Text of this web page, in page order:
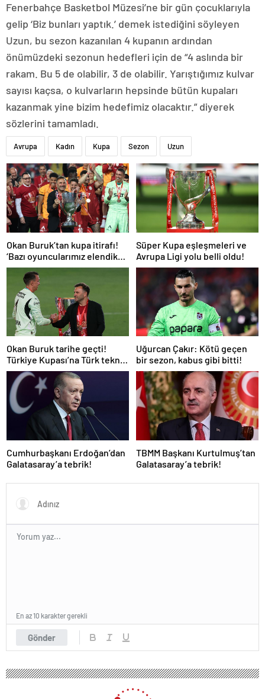
Fenerbahçe Basketbol Müzesi’ne bir gün çocuklarıyla
gelip ‘Biz bunları yaptık.’ demek istediğini söyleyen
Uzun, bu sezon kazanılan 4 kupanın ardından
önümüzdeki sezonun hedefleri için de “4 aslında bir
rakam. Bu 5 de olabilir, 3 de olabilir. Yarıştığımız kulvar
sayısı kaçsa, o kulvarların hepsinde bütün kupaları
kazanmak yine bizim hedefimiz olacaktır.” diyerek
sözlerini tamamladı.
Avrupa Kadın Kupa Sezon Uzun
Okan Buruk’tan kupa itirafı!
‘Bazı oyuncularımız elendik
diye düşündü’
Süper Kupa eşleşmeleri ve
Avrupa Ligi yolu belli oldu!
Okan Buruk tarihe geçti!
Türkiye Kupası’na Türk teknik
adam damgası
Uğurcan Çakır: Kötü geçen
bir sezon, kabus gibi bitti!
Cumhurbaşkanı Erdoğan’dan
Galatasaray’a tebrik!
TBMM Başkanı Kurtulmuş’tan
Galatasaray’a tebrik!
Gönder
En az 10 karakter gerekli